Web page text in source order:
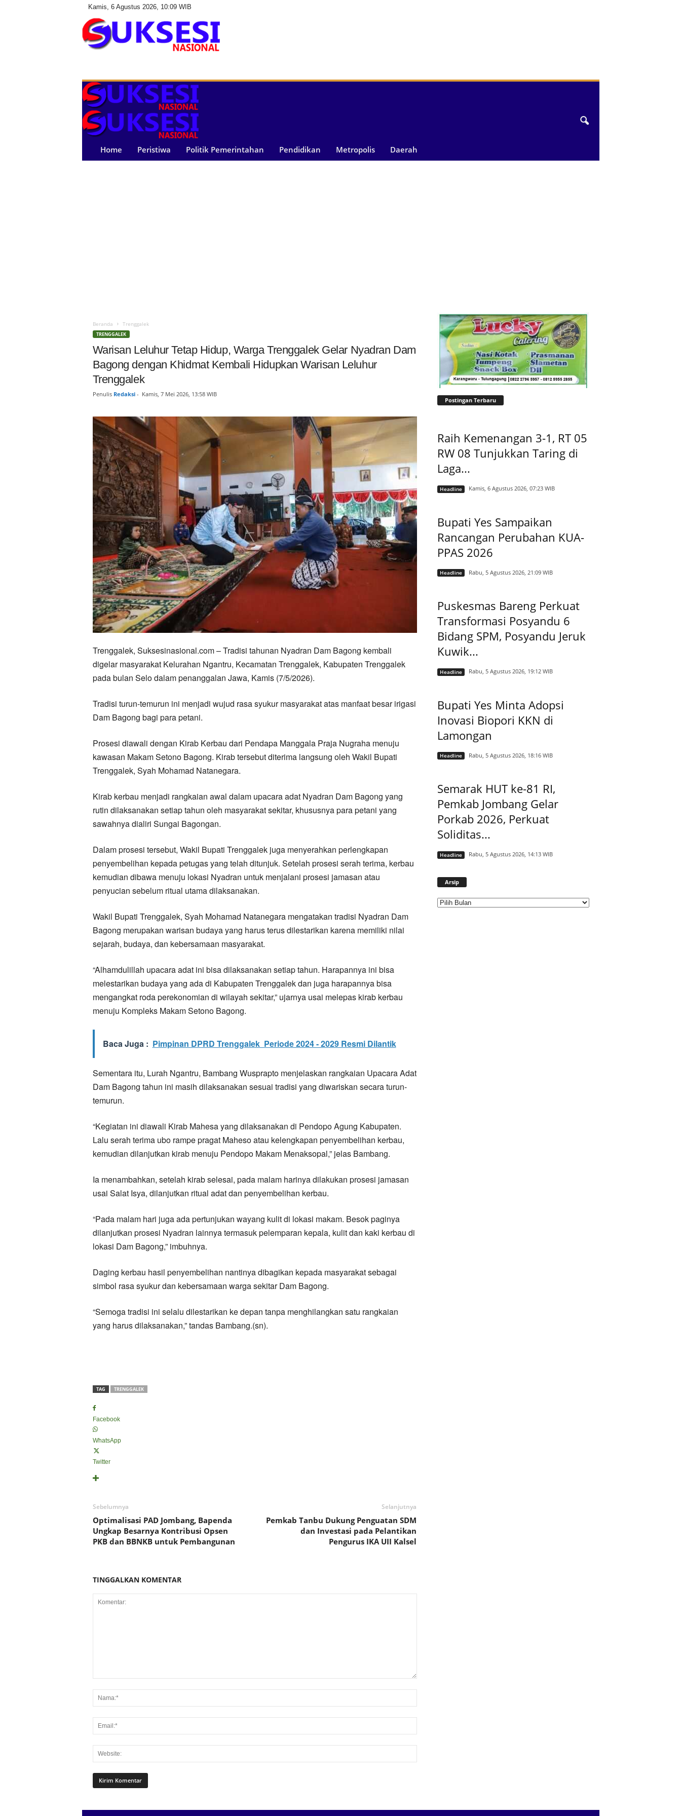
Kamis, 6 Agustus 2026, 10:09 WIB
s
e
i
N
i
Home Peristiwa Politik Pemerintahan Pendidikan Metropolis Daerah
Beranda Trenggalek
TRENGGALEK
Warisan Leluhur Tetap Hidup, Warga Trenggalek Gelar Nyadran Dam
Bagong dengan Khidmat Kembali Hidupkan Warisan Leluhur
Trenggalek
Penulis Redaksi- Kamis, 7 Mei 2026, 13:58 WIB
Trenggalek, Suksesinasional.com – Tradisi tahunan Nyadran Dam Bagong kembali
digelar masyarakat Kelurahan Ngantru, Kecamatan Trenggalek, Kabupaten Trenggalek
pada bulan Selo dalam penanggalan Jawa, Kamis (7/5/2026).
Tradisi turun-temurun ini menjadi wujud rasa syukur masyarakat atas manfaat besar irigasi
Dam Bagong bagi para petani.
Prosesi diawali dengan Kirab Kerbau dari Pendapa Manggala Praja Nugraha menuju
kawasan Makam Setono Bagong. Kirab tersebut diterima langsung oleh Wakil Bupati
Trenggalek, Syah Mohamad Natanegara.
Kirab kerbau menjadi rangkaian awal dalam upacara adat Nyadran Dam Bagong yang
rutin dilaksanakan setiap tahun oleh masyarakat sekitar, khususnya para petani yang
sawahnya dialiri Sungai Bagongan.
Dalam prosesi tersebut, Wakil Bupati Trenggalek juga menyerahkan perlengkapan
penyembelihan kepada petugas yang telah ditunjuk. Setelah prosesi serah terima, kerbau
kemudian dibawa menuju lokasi Nyadran untuk menjalani prosesi jamasan atau
penyucian sebelum ritual utama dilaksanakan.
Wakil Bupati Trenggalek, Syah Mohamad Natanegara mengatakan tradisi Nyadran Dam
Bagong merupakan warisan budaya yang harus terus dilestarikan karena memiliki nilai
sejarah, budaya, dan kebersamaan masyarakat.
“Alhamdulillah upacara adat ini bisa dilaksanakan setiap tahun. Harapannya ini bisa
melestarikan budaya yang ada di Kabupaten Trenggalek dan juga harapannya bisa
mengangkat roda perekonomian di wilayah sekitar,” ujarnya usai melepas kirab kerbau
menuju Kompleks Makam Setono Bagong.
Baca Juga : Pimpinan DPRD Trenggalek Periode 2024 - 2029 Resmi Dilantik
Sementara itu, Lurah Ngantru, Bambang Wusprapto menjelaskan rangkaian Upacara Adat
Dam Bagong tahun ini masih dilaksanakan sesuai tradisi yang diwariskan secara turun-
temurun.
“Kegiatan ini diawali Kirab Mahesa yang dilaksanakan di Pendopo Agung Kabupaten.
Lalu serah terima ubo rampe pragat Maheso atau kelengkapan penyembelihan kerbau,
kemudian dilanjutkan kirab menuju Pendopo Makam Menaksopal,” jelas Bambang.
Ia menambahkan, setelah kirab selesai, pada malam harinya dilakukan prosesi jamasan
usai Salat Isya, dilanjutkan ritual adat dan penyembelihan kerbau.
“Pada malam hari juga ada pertunjukan wayang kulit di lokasi makam. Besok paginya
dilanjutkan prosesi Nyadran lainnya termasuk pelemparan kepala, kulit dan kaki kerbau di
lokasi Dam Bagong,” imbuhnya.
Daging kerbau hasil penyembelihan nantinya dibagikan kepada masyarakat sebagai
simbol rasa syukur dan kebersamaan warga sekitar Dam Bagong.
“Semoga tradisi ini selalu dilestarikan ke depan tanpa menghilangkan satu rangkaian
yang harus dilaksanakan,” tandas Bambang.(sn).
TAG TRENGGALEK
Facebook
WhatsApp
Twitter
Sebelumnya
Optimalisasi PAD Jombang, Bapenda
Ungkap Besarnya Kontribusi Opsen
PKB dan BBNKB untuk Pembangunan
Selanjutnya
Pemkab Tanbu Dukung Penguatan SDM
dan Investasi pada Pelantikan
Pengurus IKA UII Kalsel
TINGGALKAN KOMENTAR
Postingan Terbaru
Raih Kemenangan 3-1, RT 05
RW 08 Tunjukkan Taring di
Laga...
Headline Kamis, 6 Agustus 2026, 07:23 WIB
Bupati Yes Sampaikan
Rancangan Perubahan KUA-
PPAS 2026
Headline Rabu, 5 Agustus 2026, 21:09 WIB
Puskesmas Bareng Perkuat
Transformasi Posyandu 6
Bidang SPM, Posyandu Jeruk
Kuwik...
Headline Rabu, 5 Agustus 2026, 19:12 WIB
Bupati Yes Minta Adopsi
Inovasi Biopori KKN di
Lamongan
Headline Rabu, 5 Agustus 2026, 18:16 WIB
Semarak HUT ke-81 RI,
Pemkab Jombang Gelar
Porkab 2026, Perkuat
Soliditas...
Headline Rabu, 5 Agustus 2026, 14:13 WIB
Arsip